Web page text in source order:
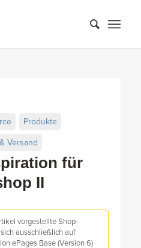
für
II
Produkte
Versand
vorgestellte Shop-
ausschließlich auf
ePages Base (Version 6)